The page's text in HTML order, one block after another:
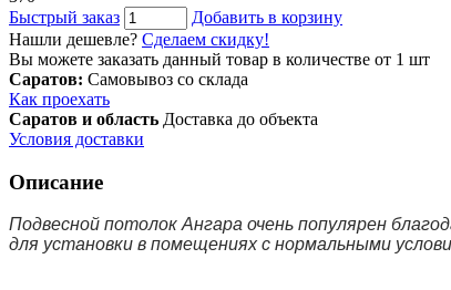
Быстрый заказ
Добавить в корзину
Нашли дешевле? Сделаем скидку!
Вы можете заказать данный товар в количестве от 1 шт
Саратов: Самовывоз со склада
Как проехать
Саратов и область Доставка до объекта
Условия доставки
Описание
Подвесной потолок Ангара очень популярен
для установки в помещениях с нормальными